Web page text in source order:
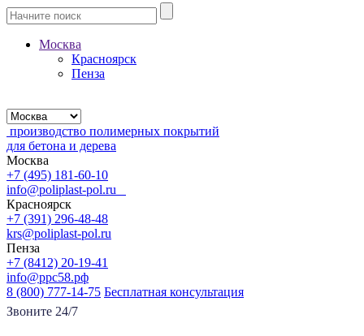
Москва
Красноярск
Пенза
производство полимерных покрытий
для бетона и дерева
Москва
+7 (495) 181-60-10
info@poliplast-pol.ru
Красноярск
+7 (391) 296-48-48
krs@poliplast-pol.ru
Пенза
+7 (8412) 20-19-41
info@ррс58.рф
8 (800) 777-14-75 Бесплатная консультация
Звоните 24/7